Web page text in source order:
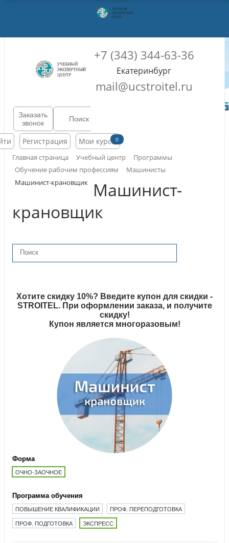
+7 (343) 344-63-36
Екатеринбург
mail@ucstroitel.ru
Заказать
звонок
Регистрация Мои курсы0
Главная страница Учебный центр
Программы
Обучение рабочим профессиям
Машинисты
Машинист-крановщик
Машинист-
крановщик
Хотите скидку 10%? Введите купон для скидки -
STROITEL. При оформлении заказа, и получите
скидку!
Купон является многоразовым!
Форма
ОЧНО-ЗАОЧНОЕ
Программа обучения
ПОВЫШЕНИЕ КВАЛИФИКАЦИИ
ПРОФ. ПЕРЕПОДГОТОВКА
ПРОФ. ПОДГОТОВКА
ЭКСПРЕСС